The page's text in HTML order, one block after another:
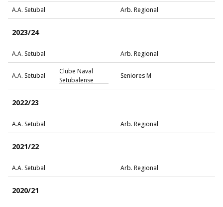
A.A. Setubal Arb. Regional
2023/24
A.A. Setubal Arb. Regional
A.A. Setubal
Clube Naval
Setubalense
Seniores M
2022/23
A.A. Setubal Arb. Regional
2021/22
A.A. Setubal Arb. Regional
2020/21